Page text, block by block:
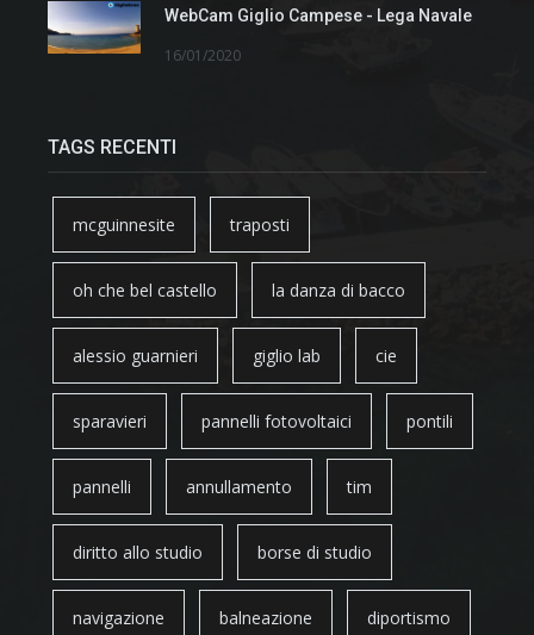
WebCam Giglio Campese - Lega Navale
16/01/2020
TAGS RECENTI
mcguinnesite traposti
oh che bel castello la danza di bacco
alessio guarnieri giglio lab cie
sparavieri pannelli fotovoltaici pontili
pannelli annullamento tim
diritto allo studio borse di studio
navigazione balneazione diportismo